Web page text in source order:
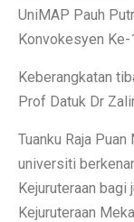
UniMAP Pauh
Konvokesyen Ke-
Keberangkatan
Prof Datuk Dr
Tuanku Raja
universiti
Kejuruteraan bagi
Kejuruteraan